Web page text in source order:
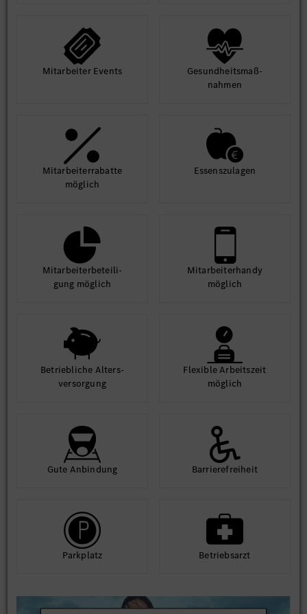
Mit­arbeiter Events
Gesund­heits­maß­
nahmen
Mit­arbeiter­rabatte
möglich
Essens­zulagen
Mit­arbeiter­beteili­
gung möglich
Mit­arbeiter­handy
möglich
Betrieb­liche Alters­
ver­sorgung
Flexible Arbeits­zeit
möglich
Gute An­bindung Barriere­frei­heit
Park­platz Betriebs­arzt